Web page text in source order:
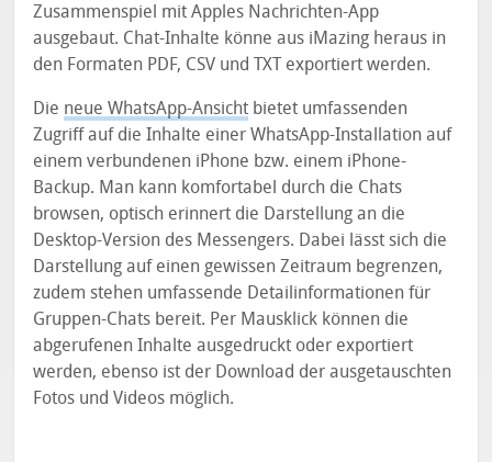
Zusammenspiel mit Apples Nachrichten-App
ausgebaut. Chat-Inhalte könne aus iMazing heraus in
den Formaten PDF, CSV und TXT exportiert werden.
Die neue WhatsApp-Ansicht bietet umfassenden
Zugriff auf die Inhalte einer WhatsApp-Installation auf
einem verbundenen iPhone bzw. einem iPhone-
Backup. Man kann komfortabel durch die Chats
browsen, optisch erinnert die Darstellung an die
Desktop-Version des Messengers. Dabei lässt sich die
Darstellung auf einen gewissen Zeitraum begrenzen,
zudem stehen umfassende Detailinformationen für
Gruppen-Chats bereit. Per Mausklick können die
abgerufenen Inhalte ausgedruckt oder exportiert
werden, ebenso ist der Download der ausgetauschten
Fotos und Videos möglich.